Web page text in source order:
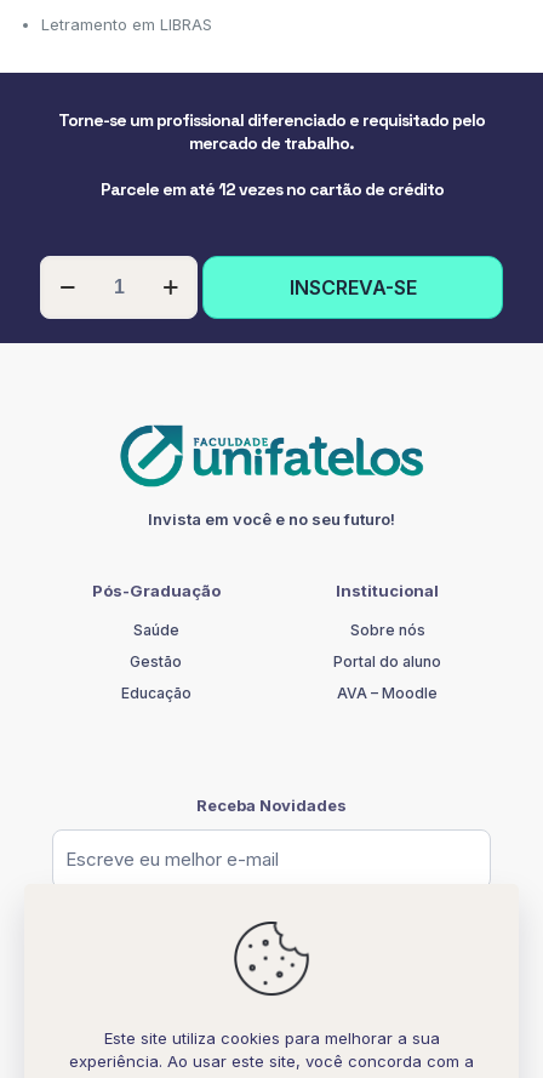
Letramento em LIBRAS
Torne-se um profissional diferenciado e requisitado pelo
mercado de trabalho.
Parcele em até 12 vezes no cartão de crédito
PÓS-
GRADUAÇÃO
EM
INSCREVA-SE
Invista em você e no seu futuro!
Pós-Graduação
Saúde
Gestão
Educação
Institucional
Sobre nós
Portal do aluno
AVA – Moodle
Receba Novidades
© [2026] UNIFATELOS - CNPJ 37.117.877.0001-77
Este site utiliza cookies para melhorar a sua
experiência. Ao usar este site, você concorda com a